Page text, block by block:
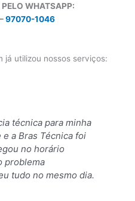
PELO WHATSAPP:
–97070-1046
já utilizou nossos serviços:
técnica para minha
a Bras Técnica foi
no horário
problema
tudo no mesmo dia.